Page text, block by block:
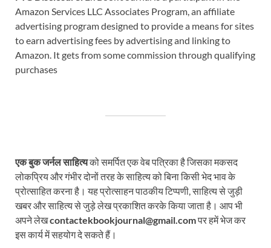
Amazon Services LLC Associates Program, an affiliate
advertising program designed to provide a means for sites
to earn advertising fees by advertising and linking to
Amazon. It gets from some commission through qualifying
purchases
एक बुक जर्नल साहित्यको समर्पित एक वेब पत्रिका है जिसका मकसद
लोकप्रिय और गंभीर दोनों तरह के साहित्य को बिना किसी भेद भाव के
प्रोत्साहित करना है। यह प्रोत्साहन पाठकीय टिप्पणी, साहित्य से जुड़ी
खबर और साहित्य से जुड़े लेख प्रकाशित करके किया जाता है। आप भी
अपने लेखcontactekbookjournal@gmail.comपर हमें भेज कर
इस कार्य में सहयोग दे सकते हैं।